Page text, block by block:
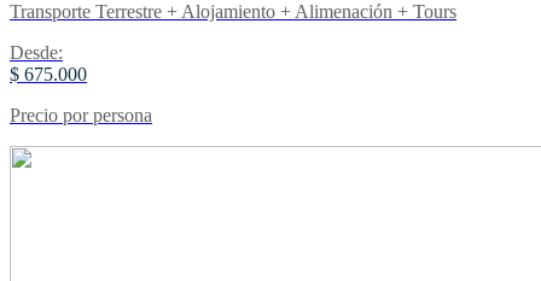
Transporte Terrestre + Alojamiento + Alimenación + Tours
Desde:
$ 675.000
Precio por persona